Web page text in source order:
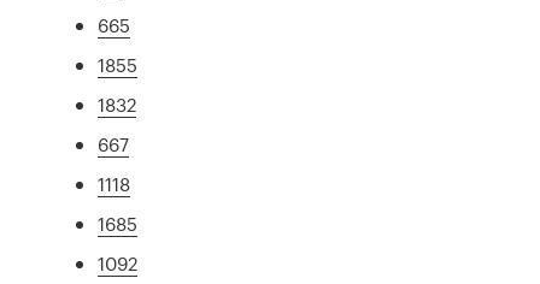
665
1855
1832
667
1118
1685
1092